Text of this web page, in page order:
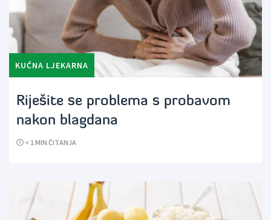
KUĆNA LJEKARNA
Riješite se problema s probavom
nakon blagdana
< 1MIN ČITANJA